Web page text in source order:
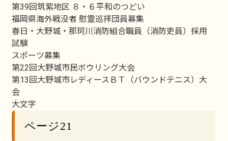
第39回筑紫地区 ８・６平和のつどい
福岡県海外戦没者 慰霊巡拝団員募集
春日・大野城・那珂川消防組合職員（消防吏員）採用
試験
スポーツ募集
第22回大野城市民ボウリング大会
第13回大野城市レディースＢＴ（バウンドテニス）大
会
大文字
ページ21